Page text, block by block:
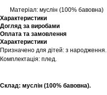
Матеріал: муслін (100% бавовна)
Характеристики
Догляд за виробами
Оплата та замовлення
Характеристики
Призначено для дітей: з народження.
Комплектація: плед.
Склад: муслін (100% бавовна).